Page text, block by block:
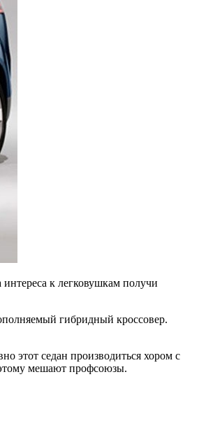
к легковушкам получи
гибридный кроссовер.
этот седан производиться хором с
мешают профсоюзы.